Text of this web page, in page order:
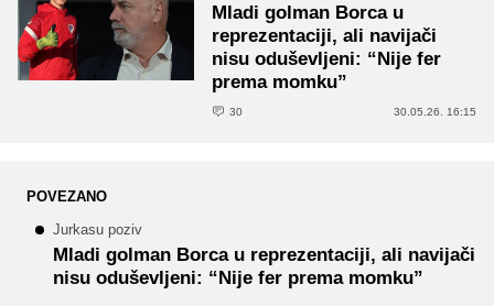
Mladi golman Borca u
reprezentaciji, ali navijači
nisu oduševljeni: “Nije fer
prema momku”
30 30.05.26. 16:15
POVEZANO
Jurkasu poziv
Mladi golman Borca u reprezentaciji, ali navijači
nisu oduševljeni: “Nije fer prema momku”